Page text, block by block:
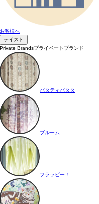
お客様へ
テイスト
Private Brandsプライベートブランド
パタティパタタ
ブルーム
フラッピー！